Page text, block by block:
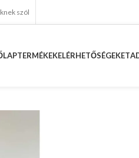
szól
TERMÉKEKELÉRHETŐSÉGEKET